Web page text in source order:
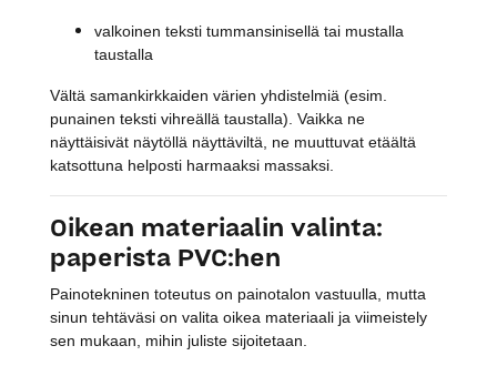
valkoinen teksti tummansinisellä tai mustalla
taustalla
Vältä samankirkkaiden värien yhdistelmiä (esim.
punainen teksti vihreällä taustalla). Vaikka ne
näyttäisivät näytöllä näyttäviltä, ne muuttuvat etäältä
katsottuna helposti harmaaksi massaksi.
Oikean materiaalin valinta:
paperista PVC:hen
Painotekninen toteutus on painotalon vastuulla, mutta
sinun tehtäväsi on valita oikea materiaali ja viimeistely
sen mukaan, mihin juliste sijoitetaan.